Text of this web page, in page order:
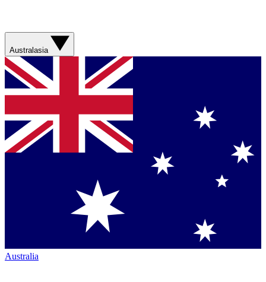
Australasia
Australia